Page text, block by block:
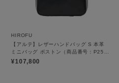
HIROFU
【アルテ】レザーハンドバッグ S 本革
ミニバッグ ボストン（商品番号：P25－
10527）
¥107,800